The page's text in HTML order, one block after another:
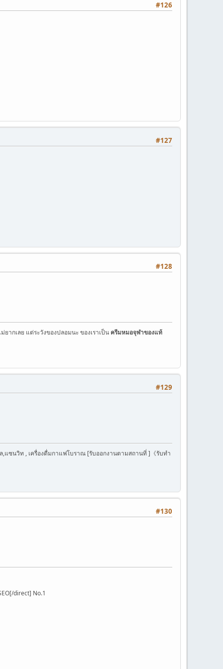
#126
#127
#128
ยากเลย แต่ระวังของปลอมนะ ของเราเป็น ครีมหมอจุฬาของแท้
#129
แซนวิท , เครื่องดื่มกาแฟโบราณ [รับออกงานตามสถานที่ ]《รับทำ
#130
direct] No.1